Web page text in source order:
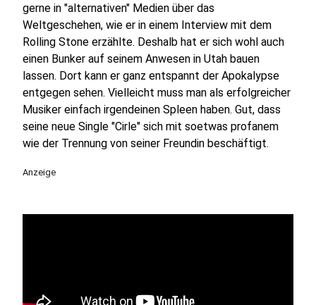
gerne in "alternativen" Medien über das
Weltgeschehen, wie er in einem Interview mit dem
Rolling Stone erzählte. Deshalb hat er sich wohl auch
einen Bunker auf seinem Anwesen in Utah bauen
lassen. Dort kann er ganz entspannt der Apokalypse
entgegen sehen. Vielleicht muss man als erfolgreicher
Musiker einfach irgendeinen Spleen haben. Gut, dass
seine neue Single "Cirle" sich mit soetwas profanem
wie der Trennung von seiner Freundin beschäftigt.
Anzeige